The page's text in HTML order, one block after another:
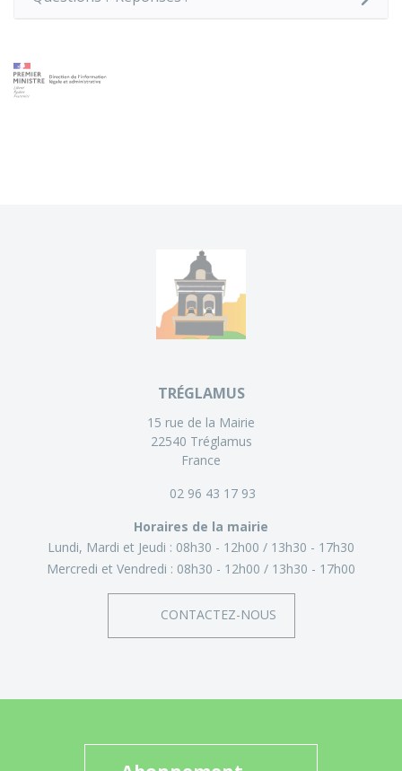
TRÉGLAMUS
15 rue de la Mairie
22540 Tréglamus
France
02 96 43 17 93
Horaires de la mairie
Lundi, Mardi et Jeudi : 08h30 - 12h00
13h30 - 17h30
Mercredi et Vendredi : 08h30 - 12h00 13h30 - 17h00
CONTACTEZ-NOUS